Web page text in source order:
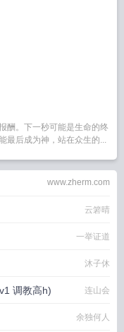
酬。下一秒可能是生命的终
最后成为神，站在众生的...
www.zherm.com
云箬晴
一举证道
沐子休
调教高h) 连山会
余独何人